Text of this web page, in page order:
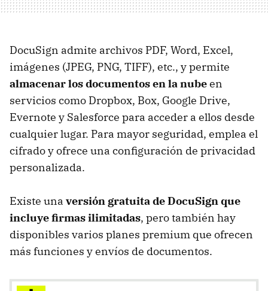
DocuSign admite archivos PDF, Word, Excel,
imágenes (JPEG, PNG, TIFF), etc., y permite
almacenar los documentos en la nubeen
servicios como Dropbox, Box, Google Drive,
Evernote y Salesforce para acceder a ellos desde
cualquier lugar. Para mayor seguridad, emplea el
cifrado y ofrece una configuración de privacidad
personalizada.
Existe una versión gratuita de DocuSign que
incluye firmas ilimitadas, pero también hay
disponibles varios planes premium que ofrecen
más funciones y envíos de documentos.